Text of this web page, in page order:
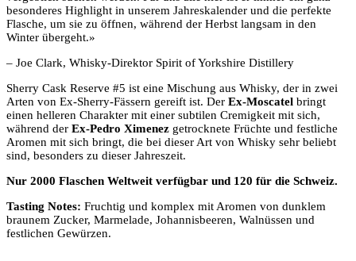
besonderes Highlight in unserem Jahreskalender und die perfekte
Flasche, um sie zu öffnen, während der Herbst langsam in den
Winter übergeht.»
– Joe Clark, Whisky-Direktor Spirit of Yorkshire Distillery
Sherry Cask Reserve #5 ist eine Mischung aus Whisky, der in zwei
Arten von Ex-Sherry-Fässern gereift ist. Der Ex-Moscatel bringt
einen helleren Charakter mit einer subtilen Cremigkeit mit sich,
während der Ex-Pedro Ximenez getrocknete Früchte und festliche
Aromen mit sich bringt, die bei dieser Art von Whisky sehr beliebt
sind, besonders zu dieser Jahreszeit.
Nur 2000 Flaschen Weltweit verfügbar und 120 für die Schweiz.
Tasting Notes: Fruchtig und komplex mit Aromen von dunklem
braunem Zucker, Marmelade, Johannisbeeren, Walnüssen und
festlichen Gewürzen.